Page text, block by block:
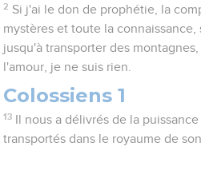
2 Si j'ai le don de prophétie, la
mystères et toute la
jusqu'à transporter des
l'amour, je ne suis rien.
Colossiens 1
13
Il nous a délivrés de la
transportés dans le royaume de